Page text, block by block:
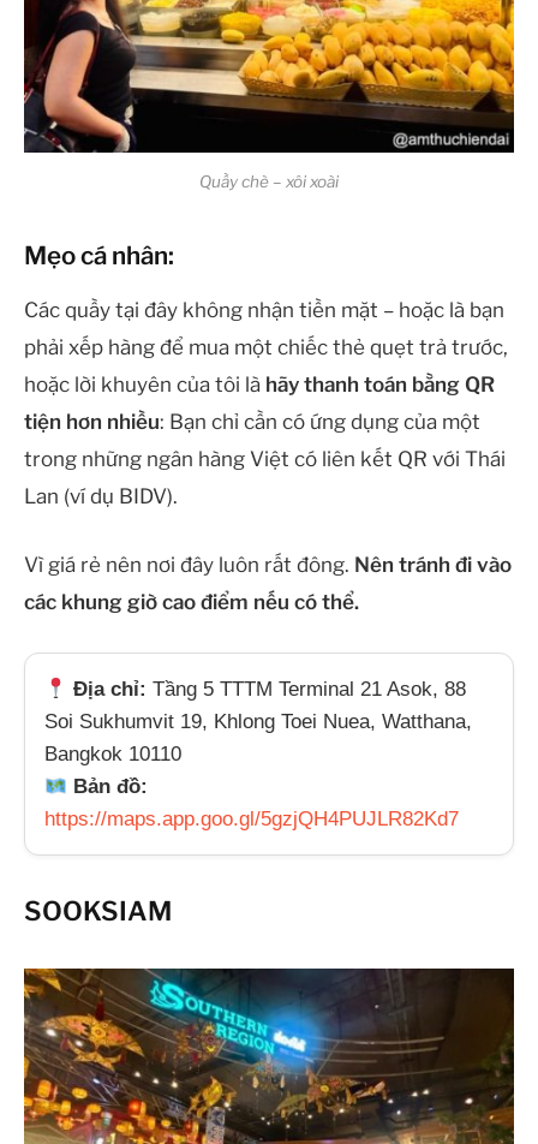
Quầy chè – xôi xoài
Mẹo cá nhân:
Các quầy tại đây không nhận tiền mặt – hoặc là bạn
phải xếp hàng để mua một chiếc thẻ quẹt trả trước,
hoặc lời khuyên của tôi là hãy thanh toán bằng QR
tiện hơn nhiều: Bạn chỉ cần có ứng dụng của một
trong những ngân hàng Việt có liên kết QR với Thái
Lan (ví dụ BIDV).
Vì giá rẻ nên nơi đây luôn rất đông. Nên tránh đi vào
các khung giờ cao điểm nếu có thể.
Địa chỉ: Tầng 5 TTTM Terminal 21 Asok, 88
Soi Sukhumvit 19, Khlong Toei Nuea, Watthana,
Bangkok 10110
Bản đồ:
https://maps.app.goo.gl/5gzjQH4PUJLR82Kd7
SOOKSIAM